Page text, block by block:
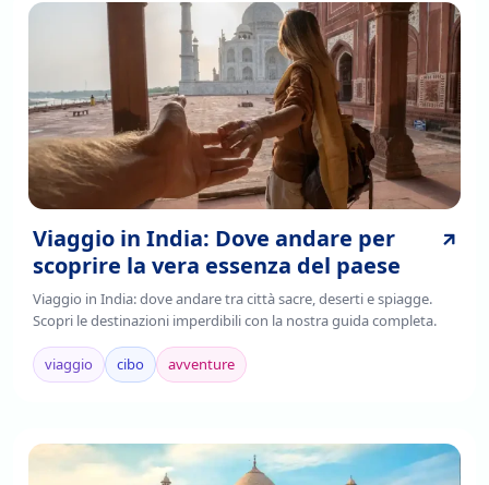
Viaggio in India: Dove andare per
scoprire la vera essenza del paese
Viaggio in India: dove andare tra città sacre, deserti e spiagge.
Scopri le destinazioni imperdibili con la nostra guida completa.
viaggio cibo avventure